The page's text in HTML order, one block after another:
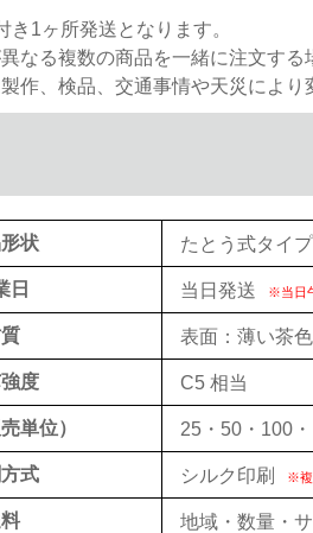
1ヶ所発送となります。
なる複数の商品を一緒に注文す
作、検品、交通事情や天災によ
状 たとう式タイプ
日 当日発送 ※当日
表面：薄い茶色
度 C5 相当
単位） 25・50・100
式 シルク印刷 ※複
地域・数量・